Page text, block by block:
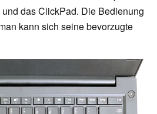
das ClickPad. Die Bedienung
kann sich seine bevorzugte